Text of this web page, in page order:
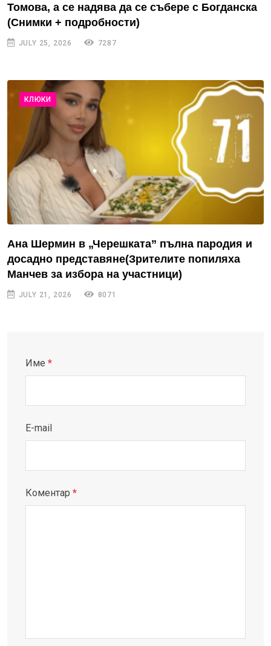
Томова, а се надява да се събере с Богданска
(Снимки + подробности)
JULY 25, 2026 7287
КЛЮКИ
Ана Шермин в „Черешката” пълна пародия и
досадно представяне(Зрителите попиляха
Манчев за избора на участници)
JULY 21, 2026 8071
Име *
E-mail
Коментар *